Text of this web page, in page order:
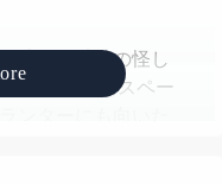
凄みと独特の怪し
クの僅かなスペー